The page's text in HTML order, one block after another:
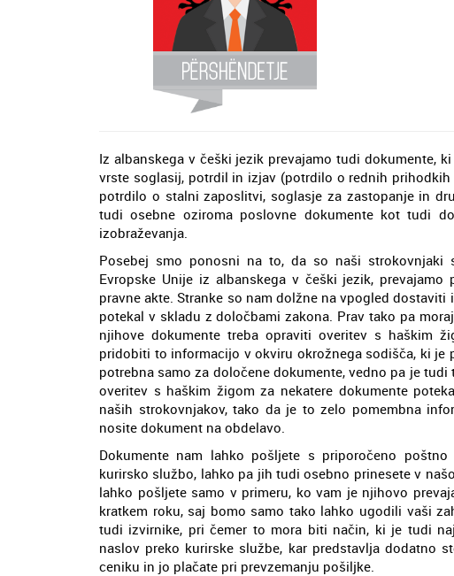
Iz albanskega v češki jezik prevajamo tudi dokumente,
vrste soglasij, potrdil in izjav (potrdilo o rednih
potrdilo o stalni zaposlitvi, soglasje za zastopanje in
tudi osebne oziroma poslovne dokumente kot tudi
izobraževanja.
Posebej smo ponosni na to, da so naši strokovnjaki
Evropske Unije iz albanskega v češki jezik,
pravne akte. Stranke so nam dolžne na vpogled
potekal v skladu z določbami zakona. Prav tako pa
njihove dokumente treba opraviti overitev s haškim
pridobiti to informacijo v okviru okrožnega sodišča, ki je
potrebna samo za določene dokumente, vedno pa je
overitev s haškim žigom za nekatere dokumente
naših strokovnjakov, tako da je to zelo pomembna
nosite dokument na obdelavo.
Dokumente nam lahko pošljete s priporočeno
kurirsko službo, lahko pa jih tudi osebno prinesete v
lahko pošljete samo v primeru, ko vam je njihovo
kratkem roku, saj bomo samo tako lahko ugodili vaši
tudi izvirnike, pri čemer to mora biti način, ki je tudi
naslov preko kurirske službe, kar predstavlja dodatno
ceniku in jo plačate pri prevzemanju pošiljke.